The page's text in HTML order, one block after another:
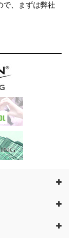
で、まずは弊社